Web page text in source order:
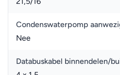
Condenswaterpomp
Nee
Databuskabel binnendelen/